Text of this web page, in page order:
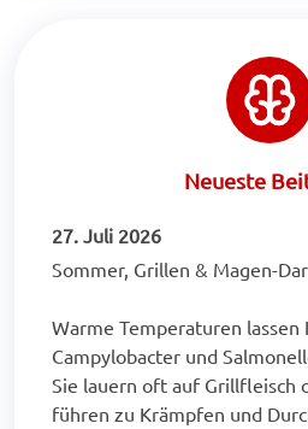
Neueste
27. Juli 2026
Sommer, Grillen & Magen-
Warme Temperaturen
Campylobacter und
Sie lauern oft auf Grillfleisch
führen zu Krämpfen und